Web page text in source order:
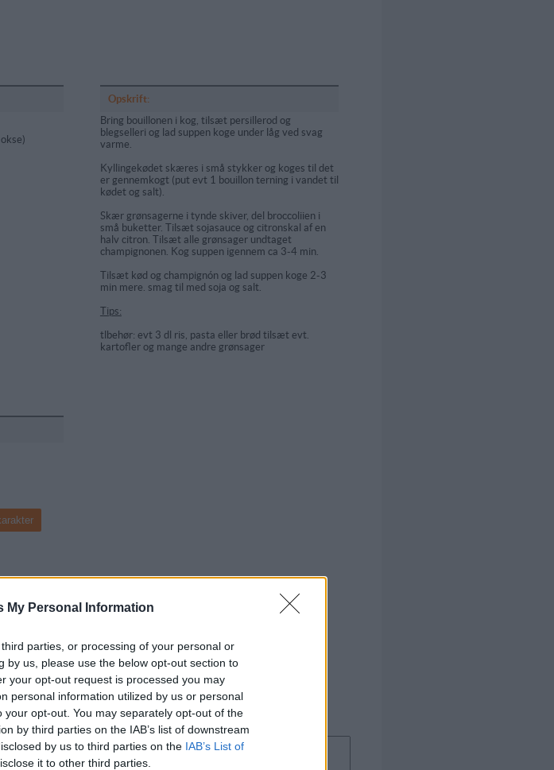
My Personal Information
parties, or processing of your personal or
by us, please use the below opt-out section to
your opt-out request is processed you may
personal information utilized by us or personal
opt-out. You may separately opt-out of the
by third parties on the IAB’s list of downstream
by us to third parties on the IAB’s List of
it to other third parties.
Opskrift:
Bring bouillonen i kog, tilsæt persillerod og
blegselleri og lad suppen koge under låg ved svag
varme.
Kyllingekødet skæres i små stykker og koges til det
er gennemkogt (put evt 1 bouillon terning i vandet til
kødet og salt).
Skær grønsagerne i tynde skiver, del broccoliien i
små buketter. Tilsæt sojasauce og citronskal af en
halv citron. Tilsæt alle grønsager undtaget
champignonen. Kog suppen igennem ca 3-4 min.
Tilsæt kød og champignón og lad suppen koge 2-3
min mere. smag til med soja og salt.
Tips:
tlbehør: evt 3 dl ris, pasta eller brød tilsæt evt.
kartofler og mange andre grønsager